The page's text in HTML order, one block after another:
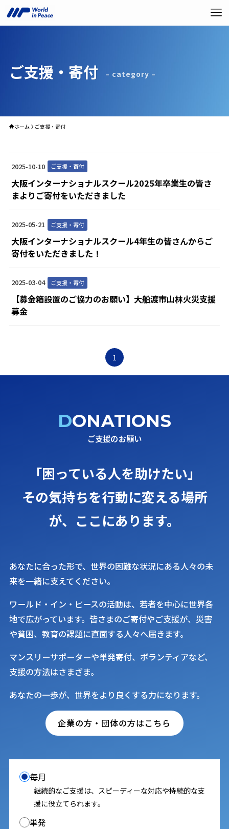
ご支援・寄付 – category –
ホーム ご支援・寄付
2025-10-10 ご支援・寄付
大阪インターナショナルスクール2025年卒業生の皆さ
まよりご寄付をいただきました
2025-05-21 ご支援・寄付
大阪インターナショナルスクール4年生の皆さんからご
寄付をいただきました！
2025-03-04 ご支援・寄付
【募金箱設置のご協力のお願い】大船渡市山林火災支援
募金
1
DONATIONS
ご支援のお願い
「困っている人を助けたい」
その気持ちを行動に変える場所
が、 ここにあります。
あなたに合った形で、世界の困難な状況にある人々の未
来を一緒に支えてください。
ワールド・イン・ピースの活動は、若者を中心に世界各
地で広がっています。皆さまのご寄付やご支援が、災害
や貧困、教育の課題に直面する人々へ届きます。
マンスリーサポーターや単発寄付、ボランティアなど、
支援の方法はさまざま。
あなたの一歩が、世界をより良くする力になります。
企業の方・団体の方はこちら
毎月
継続的なご支援は、スピーディーな対応や持続的な支
援に役立てられます。
単発